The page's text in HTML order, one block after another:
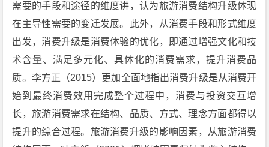
需要的手段和途径的维度讲，认为旅游消费结构升级体现
在主导性需要的变迁发展。此外，从消费手段和形式维度
出发，消费升级是消费体验的优化，即通过增强文化和技
术含量、满足多元化、具体化的消费需求，提升消费品
质。李方正（2015）更加全面地指出消费升级是从消费开
始到最终消费效用完成整个过程中，消费与投资交互增
长，旅游消费需求在结构、品质、方式、理念方面都得以
提升的综合过程。旅游消费升级的影响因素，从旅游消费